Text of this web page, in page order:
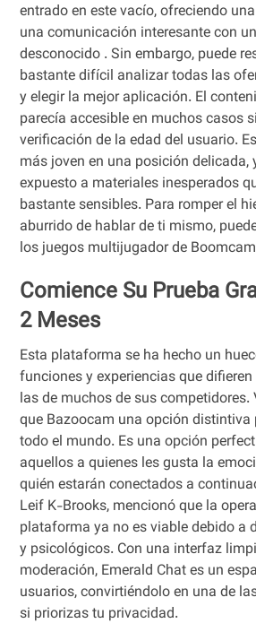
entrado en este vacío, ofreciendo
una comunicación interesante con
desconocido . Sin embargo, puede
bastante difícil analizar todas las
y elegir la mejor aplicación. El
parecía accesible en muchos casos
verificación de la edad del usuario.
más joven en una posición delicada,
expuesto a materiales inesperados
bastante sensibles. Para romper el
aburrido de hablar de ti mismo,
los juegos multijugador de
Comience Su Prueba
2 Meses
Esta plataforma se ha hecho un
funciones y experiencias que
las de muchos de sus competidores.
que Bazoocam una opción distintiva
todo el mundo. Es una opción
aquellos a quienes les gusta la
quién estarán conectados a
Leif K-Brooks, mencionó que la
plataforma ya no es viable debido a
y psicológicos. Con una interfaz
moderación, Emerald Chat es un
usuarios, convirtiéndolo en una de
si priorizas tu privacidad.